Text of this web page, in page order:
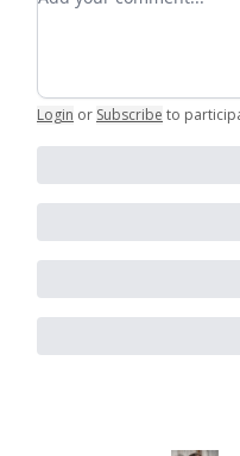
Login or Subscribe to